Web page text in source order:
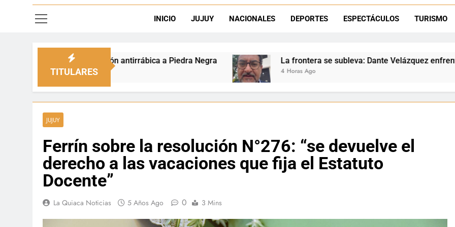
Dante Velázquez marchará contra
INICIO JUJUY NACIONALES DEPORTES ESPECTÁCULOS TURISMO
TITULARES
antirrábica a Piedra Negra La frontera se subleva: Dante Velázquez enfrenta el remate de la patria
JUJUY
Ferrín sobre la resolución N°276: “se devuelve el
derecho a las vacaciones que fija el Estatuto
Docente”
La Quiaca Noticias 5 Años Ago 0 3 Mins